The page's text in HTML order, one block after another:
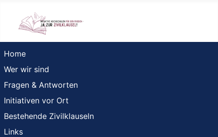
Home
Wer wir sind
Fragen & Antworten
Initiativen vor Ort
Bestehende Zivilklauseln
Links